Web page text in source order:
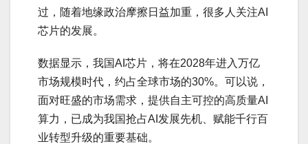
过，随着地缘政治摩擦日益加重，很多人关注AI
芯片的发展。
数据显示，我国AI芯片，将在2028年进入万亿
市场规模时代，约占全球市场的30%。可以说，
面对旺盛的市场需求，提供自主可控的高质量AI
算力，已成为我国抢占AI发展先机、赋能千行百
业转型升级的重要基础。